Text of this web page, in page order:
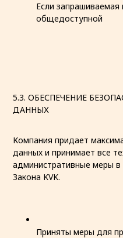
Если
общедоступной
5.3. ОБЕСПЕЧЕНИЕ
ДАННЫХ
Компания придает
данных и принимает все
административные меры в
Закона KVK.
Приняты меры для